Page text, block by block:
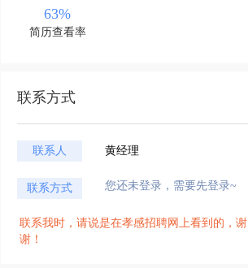
63%
简历查看率
联系方式
联系人 黄经理
联系方式 您还未登录，需要先登录~
联系我时，请说是在孝感招聘网上看到的，谢
谢！